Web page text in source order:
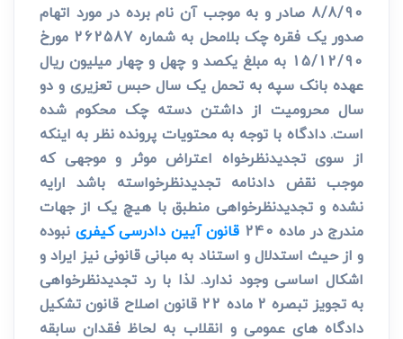
8/8/90 صادر و به موجب آن نام برده در مورد اتهام
صدور یک فقره چک بلامحل به شماره 262587 مورخ
15/12/90 به مبلغ یکصد و چهل و چهار میلیون ریال
عهده بانک سپه به تحمل یک سال حبس تعزیری و دو
سال محرومیت از داشتن دسته چک محکوم شده
است. دادگاه با توجه به محتویات پرونده نظر به اینکه
از سوی تجدیدنظرخواه اعتراض موثر و موجهی که
موجب نقض دادنامه تجدیدنظرخواسته باشد ارایه
نشده و تجدیدنظرخواهی منطبق با هیچ یک از جهات
مندرج در ماده 240
قانون آیین دادرسی کیفری نبوده
و از حیث استدلال و استناد به مبانی قانونی نیز ایراد و
اشکال اساسی وجود ندارد. لذا با رد تجدیدنظرخواهی
به تجویز تبصره 2 ماده 22 قانون اصلاح قانون تشکیل
دادگاه های عمومی و انقلاب به لحاظ فقدان سابقه